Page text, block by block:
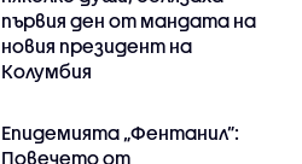
първия ден от мандата на
новия президент на
Колумбия
Епидемията „Фентанил”:
Повечето от